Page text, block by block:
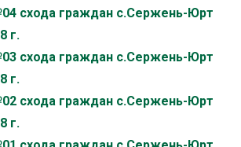
схода граждан с.Сержень-Юрт
г.
схода граждан с.Сержень-Юрт
г.
схода граждан с.Сержень-Юрт
г.